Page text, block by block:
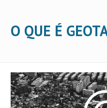
O QUE É